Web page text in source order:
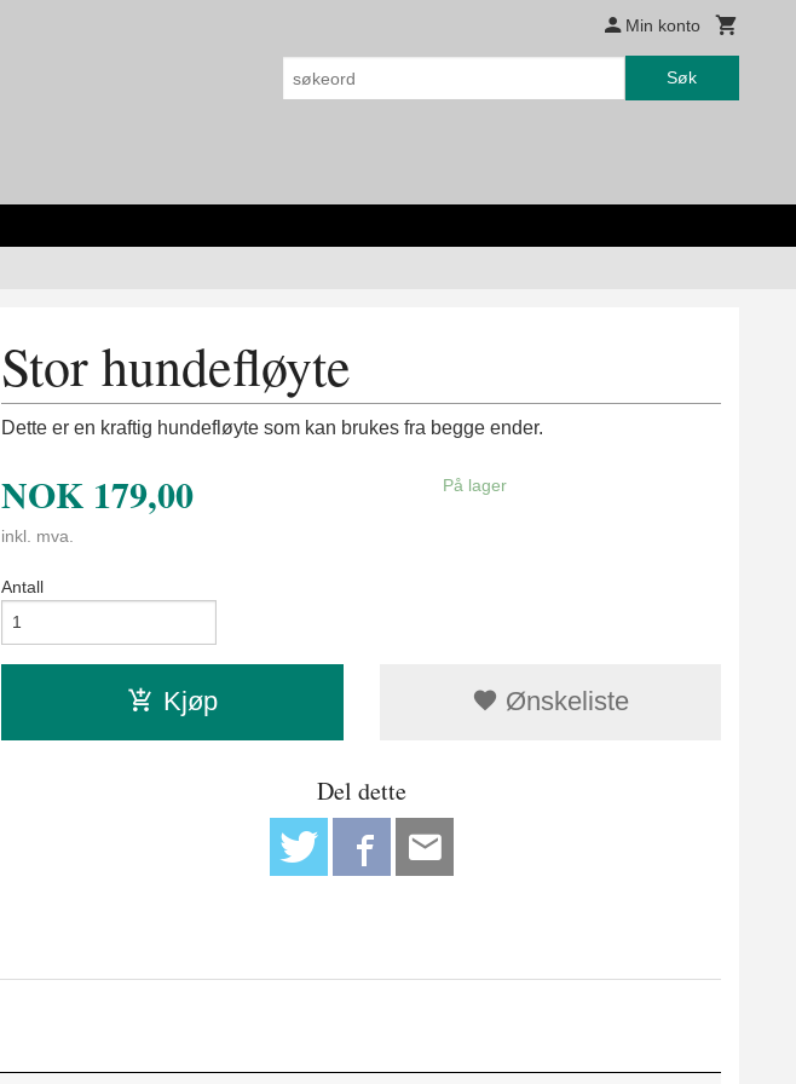
Min konto
Søk
Stor hundefløyte
Dette er en kraftig hundefløyte som kan brukes fra begge ender.
NOK 179,00
inkl. mva.
På lager
Antall
Kjøp Ønskeliste
Del dette